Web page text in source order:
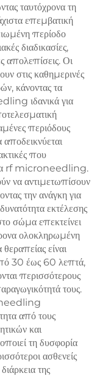
ταυτόχρονα τη
επεμβατική
περίοδο
διαδικασίες,
απολεπίσεις. Οι
στις καθημερινές
κάνοντας τα
ιδανικά για
περιόδους
που
rf microneedling.
να αντιμετωπίσουν
την ανάγκη για
εκτέλεσης
σώμα επεκτείνει
ολοκληρωμένη
είναι
30 έως 60 λεπτά,
περισσότερους
τους.
από τους
και
τη δυσφορία
ασθενείς
της